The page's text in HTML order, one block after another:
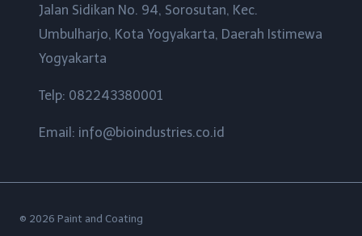
Jalan Sidikan No. 94, Sorosutan, Kec.
Umbulharjo, Kota Yogyakarta, Daerah Istimewa
Yogyakarta
Telp: 082243380001
Email: info@bioindustries.co.id
© 2026 Paint and Coating